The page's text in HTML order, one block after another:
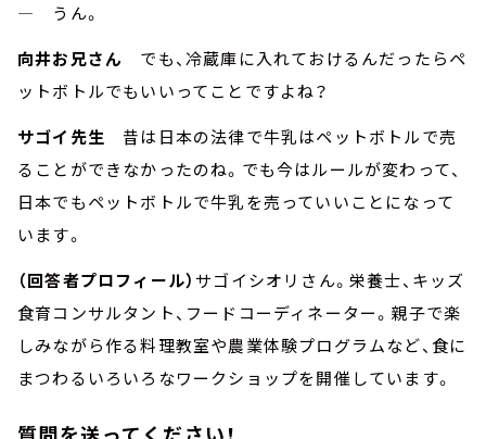
― うん。
向井お兄さん
でも、冷蔵庫に入れておけるんだったらペ
ットボトルでもいいってことですよね？
サゴイ先生 昔は日本の法律で牛乳はペットボトルで売
ることができなかったのね。でも今はルールが変わって、
日本でもペットボトルで牛乳を売っていいことになって
います。
（回答者プロフィール）サゴイシオリさん。栄養士、キッズ
食育コンサルタント、フードコーディネーター。親子で楽
しみながら作る料理教室や農業体験プログラムなど、食に
まつわるいろいろなワークショップを開催しています。